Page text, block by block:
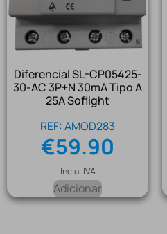
Diferencial SL-CP05425-
30-AC 3P+N 30mA Tipo A
25A Soflight
REF: AMOD283
€59.90
Inclui IVA
Adicionar